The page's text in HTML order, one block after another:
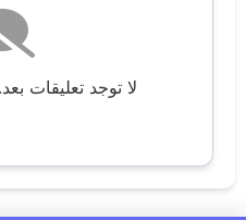
لا توجد تعليقات